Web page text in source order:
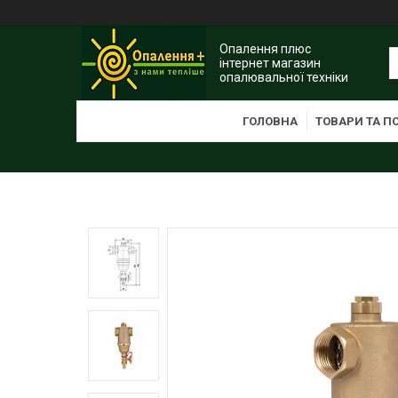
Опалення плюс
інтернет магазин
опалювальної техніки
ГОЛОВНА ТОВАРИ ТА